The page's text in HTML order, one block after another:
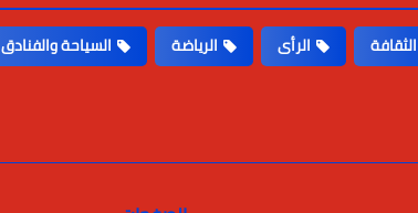
الثقافة الرأى الرياضة السياحة والفنادق